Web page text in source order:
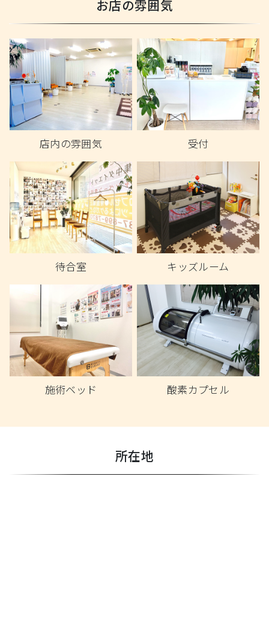
お店の雰囲気
店内の雰囲気 受付
待合室 キッズルーム
施術ベッド 酸素カプセル
所在地